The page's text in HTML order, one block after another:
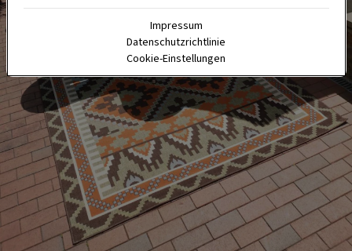
Impressum
Datenschutzrichtlinie
Cookie-Einstellungen